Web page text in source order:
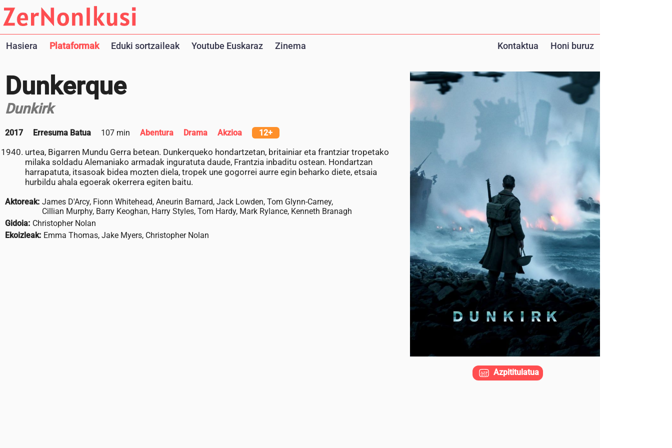
Hasiera Plataformak Eduki sortzaileak Youtube Euskaraz Zinema Kontaktua Honi buruz
Dunkerque
Dunkirk
2017 Erresuma Batua 107 min Abentura Drama Akzioa 12+
urtea, Bigarren Mundu Gerra betean. Dunkerqueko hondartzetan, britainiar eta frantziar tropetako
milaka soldadu Alemaniako armadak inguratuta daude, Frantzia inbaditu ostean. Hondartzan
harrapatuta, itsasoak bidea mozten diela, tropek une gogorrei aurre egin beharko diete, etsaia
hurbildu ahala egoerak okerrera egiten baitu.
Aktoreak: James D'Arcy, Fionn Whitehead, Aneurin Barnard, Jack Lowden, Tom Glynn-Carney,
Cillian Murphy, Barry Keoghan, Harry Styles, Tom Hardy, Mark Rylance, Kenneth Branagh
Gidoia: Christopher Nolan
Ekoizleak: Emma Thomas, Jake Myers, Christopher Nolan
Azpititulatua